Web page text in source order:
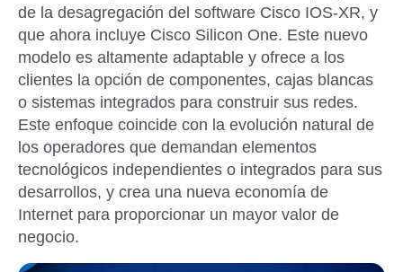
de la desagregación del software Cisco IOS-XR, y
que ahora incluye Cisco Silicon One. Este nuevo
modelo es altamente adaptable y ofrece a los
clientes la opción de componentes, cajas blancas
o sistemas integrados para construir sus redes.
Este enfoque coincide con la evolución natural de
los operadores que demandan elementos
tecnológicos independientes o integrados para sus
desarrollos, y crea una nueva economía de
Internet para proporcionar un mayor valor de
negocio.